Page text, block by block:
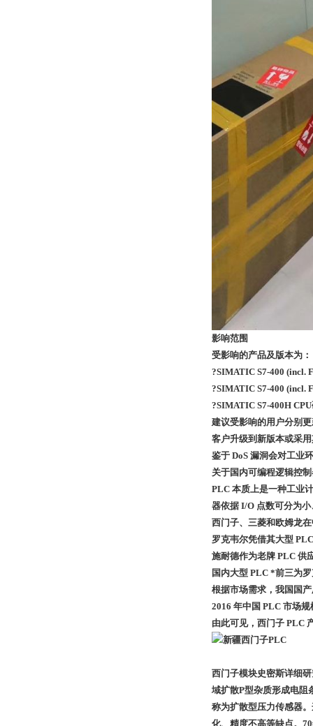
影响范围
受影响的产品及版本为：
?SIMATIC S7-400 (incl.
?SIMATIC S7-400 (incl.
?SIMATIC S7-400H
建议受影响的用户分别
客户升级到新版本或采
鉴于 DoS 漏洞会对工业
关于国内可编程逻辑控
PLC 本质上是一种工业
器依据 I/O 点数可分为
西门子、三菱和欧姆龙
罗克韦尔凭借其大型
施耐德作为老牌 PLC 供
国内大型 PLC *前三为
根据市场需求，我国国
2016 年中国 PLC 市场
由此可见，西门子 PLC
西门子模块史密斯详细
域扩散P型杂质形成电阻
称为扩散型压力传感器
化、精度不高等缺点。